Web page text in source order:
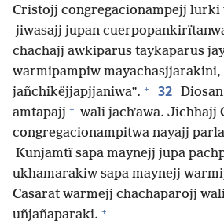
Cristojj congregacionampejj lurki
jiwasajj jupan
chachajj awkiparus taykaparus
warmipampiw mayachasjjarakini,
jañchikëjjapjjaniwa”. + 32
amtapajj + wali jachʼawa. Jichhajj
congregacionampitwa nayajj
Kunjamtï sapa maynejj jupa
ukhamarakiw sapa maynejj
Casarat warmejj chachaparojj
uñjañaparaki. +